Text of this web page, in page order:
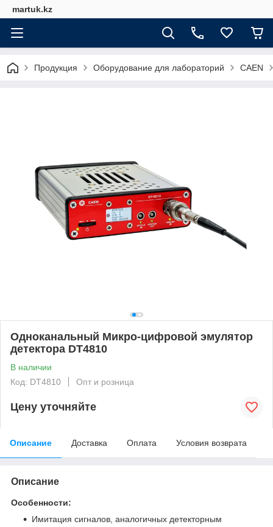
martuk.kz
Продукция Оборудование для лабораторий CAEN
Одноканальный Микро-цифровой эмулятор
детектора DT4810
В наличии
Код: DT4810
Опт и розница
Цену уточняйте
Описание Доставка Оплата Условия возврата
Описание
Особенности:
Имитация сигналов, аналогичных детекторным